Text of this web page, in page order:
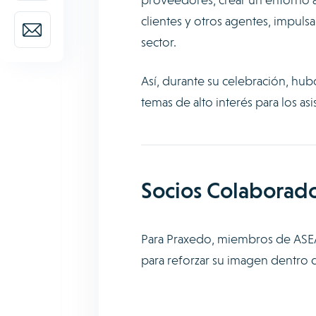
clientes y otros agentes,
sector.
Así, durante su celebración,
temas de alto interés para los
Socios
Para Praxedo, miembros de
para reforzar su imagen